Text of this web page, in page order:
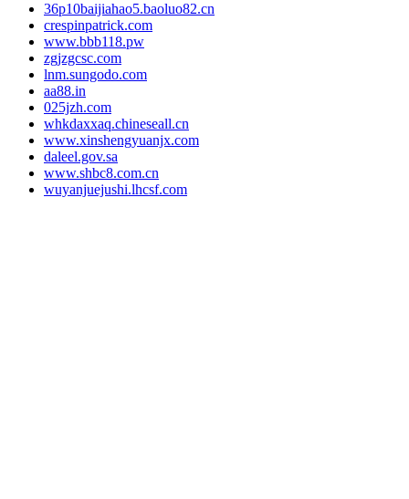
36p10baijiahao5.baoluo82.cn
crespinpatrick.com
www.bbb118.pw
zgjzgcsc.com
lnm.sungodo.com
aa88.in
025jzh.com
whkdaxxaq.chineseall.cn
www.xinshengyuanjx.com
daleel.gov.sa
www.shbc8.com.cn
wuyanjuejushi.lhcsf.com